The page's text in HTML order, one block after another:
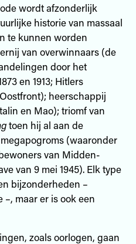
wordt afzonderlijk
historie van massaal
te kunnen worden
van overwinnaars (de
door het
en 1913; Hitlers
heerschappij
en Mao); triomf van
toen hij al aan de
(waaronder
van Midden-
van 9 mei 1945). Elk type
bijzonderheden –
maar er is ook een
zoals oorlogen, gaan